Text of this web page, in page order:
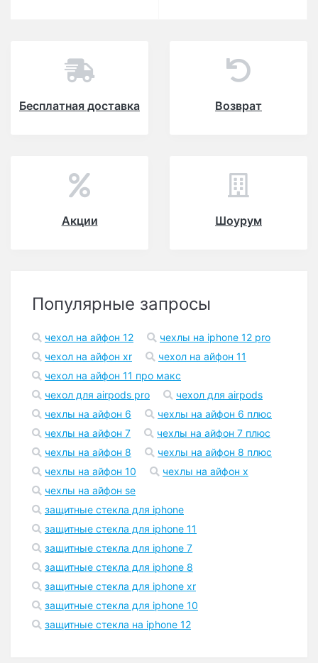
Бесплатная доставка Возврат
Акции Шоурум
Популярные запросы
чехол на айфон 12
чехлы на iphone 12 pro
чехол на айфон xr
чехол на айфон 11
чехол на айфон 11 про макс
чехол для airpods pro
чехол для airpods
чехлы на айфон 6
чехлы на айфон 6 плюс
чехлы на айфон 7
чехлы на айфон 7 плюс
чехлы на айфон 8
чехлы на айфон 8 плюс
чехлы на айфон 10
чехлы на айфон x
чехлы на айфон se
защитные стекла для iphone
защитные стекла для iphone 11
защитные стекла для iphone 7
защитные стекла для iphone 8
защитные стекла для iphone xr
защитные стекла для iphone 10
защитные стекла на iphone 12